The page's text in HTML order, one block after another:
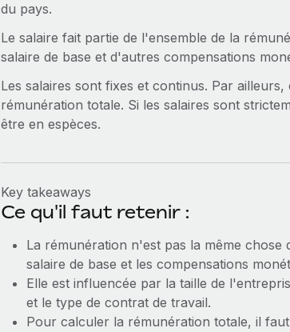
du pays.
Le salaire fait partie de l'ensemble de la
salaire de base et d'autres compensations
Les salaires sont fixes et continus. Par
rémunération totale. Si les salaires sont
être en espèces.
Key takeaways
Ce qu'il faut retenir :
La rémunération n'est pas la même
salaire de base et les compensations
Elle est influencée par la taille de
et le type de contrat de travail.
Pour calculer la rémunération totale, il